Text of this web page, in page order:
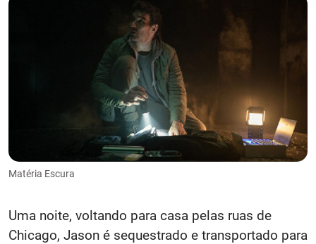
Matéria Escura
Uma noite, voltando para casa pelas ruas de
Chicago, Jason é sequestrado e transportado para